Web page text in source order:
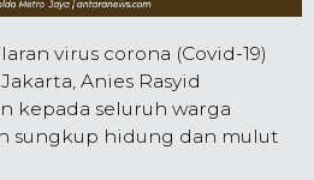
virus corona (Covid-19)
Anies Rasyid
kepada seluruh warga
sungkup hidung dan mulut